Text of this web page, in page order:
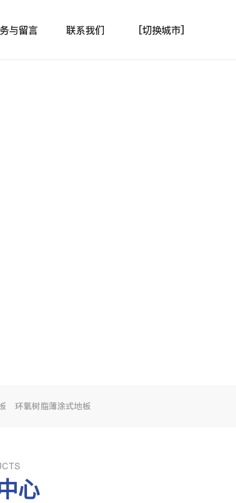
与留言 联系我们 [切换城市]
环氧树脂薄涂式地板
心